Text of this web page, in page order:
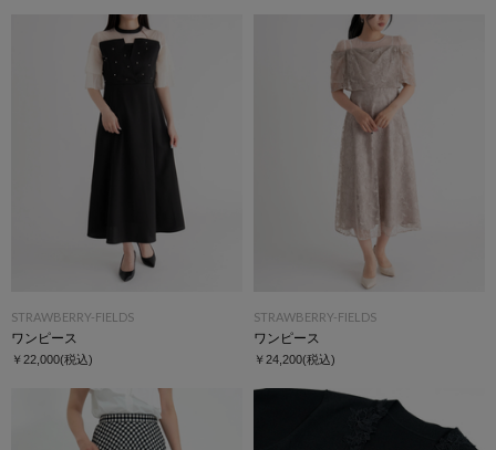
STRAWBERRY-FIELDS
ワンピース
￥22,000(税込)
STRAWBERRY-FIELDS
ワンピース
￥24,200(税込)